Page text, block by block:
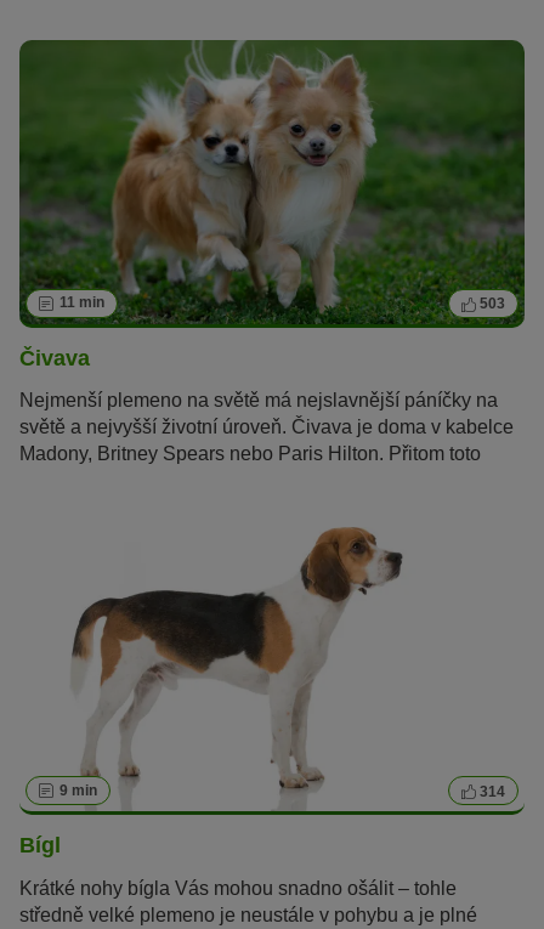
11 min 503
Čivava
Nejmenší plemeno na světě má nejslavnější páníčky na
světě a nejvyšší životní úroveň. Čivava je doma v kabelce
Madony, Britney Spears nebo Paris Hilton. Přitom toto
9 min 314
Bígl
Krátké nohy bígla Vás mohou snadno ošálit – tohle
středně velké plemeno je neustále v pohybu a je plné